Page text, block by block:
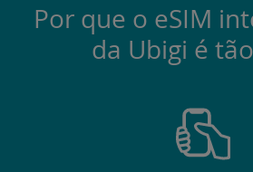
Por que o eSIM
da Ubigi é